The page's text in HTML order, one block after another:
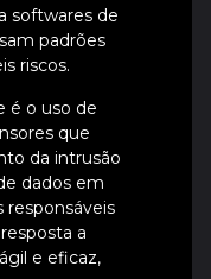
softwares de
padrões
riscos.
é o uso de
que
da intrusão
dados em
a
e eficaz,